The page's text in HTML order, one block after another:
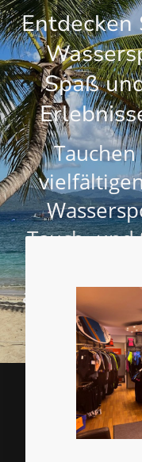
Entdecken
Spaß
Tauch-
anderen
haben